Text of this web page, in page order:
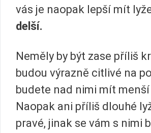
vás je naopak lepší mít
delší.
Neměly by být zase příliš
budou výrazně citlivé na
budete nad nimi mít
Naopak ani příliš dlouhé
pravé, jinak se vám s nimi